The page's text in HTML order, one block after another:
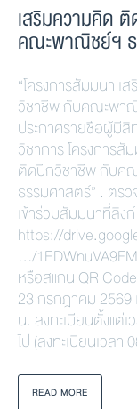
เสริมความคิด
คณะพาณิชย์ฯ
“โครงการสัมมนา
วิชาชีพ กับคณะพา
ประกาศรายชื่อผู้มีสิ
วิชาการ โครงการสั
ติดปีกวิชาชีพ กับค
ธรรมศาสตร์” . ตร
เข้าร่วมสัมมนาที่ลิงก์
https://
…/
หรือสแกน QR
23 กรกฎาคม 2569
น. ลงทะเบียนตั้งแต่
ไป (ลงทะเบียนเวลา
READ MORE